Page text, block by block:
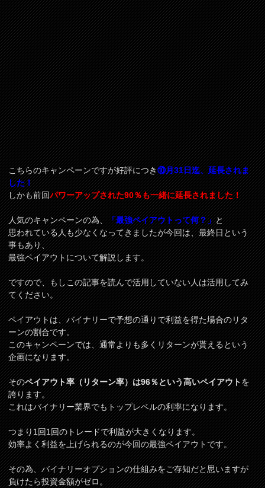
こちらのキャンペーンですが好評につき⑩月31日迄、延長されま
した！
しかも前回パワーアップされた90％も一緒に延長されました！
人気のキャンペーンの為、「最強ペイアウトって何？」と
思われている人も少なくなってきましたが今回は、最終日という
事もあり、
最強ペイアウトについて解説します。
ですので、もしこの記事を読んで活用していない人は活用してみ
てください。
ペイアウトは、バイナリーで予想の通りで利益を得た場合のリタ
ーンの割合です。
このキャンペーンでは、通常よりも多くリターンが貰えるという
企画になります。
そのペイアウト率（リターン率）は96％という高いペイアウトを
誇ります。
これはバイナリー業界でもトップレベルの利率になります。
つまり1回1回のトレードで利益が大きくなります。
効率よく利益を上げられるのが今回の最強ペイアウトです。
その為、バイナリーオプションの仕組みをご存知だと思いますが
負けたら投資金額がゼロ。